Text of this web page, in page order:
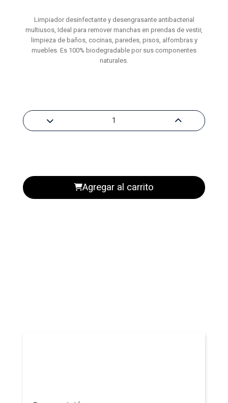
Limpiador desinfectante y desengrasante antibacterial
multiusos, Ideal para remover manchas en prendas de vestir,
limpieza de baños, cocinas, paredes, pisos, alfombras y
muebles. Es 100% biodegradable por sus componentes
naturales.
Agregar al carrito